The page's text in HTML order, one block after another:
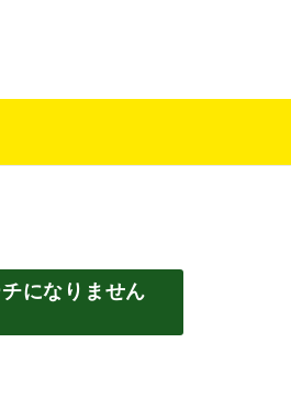
になりません